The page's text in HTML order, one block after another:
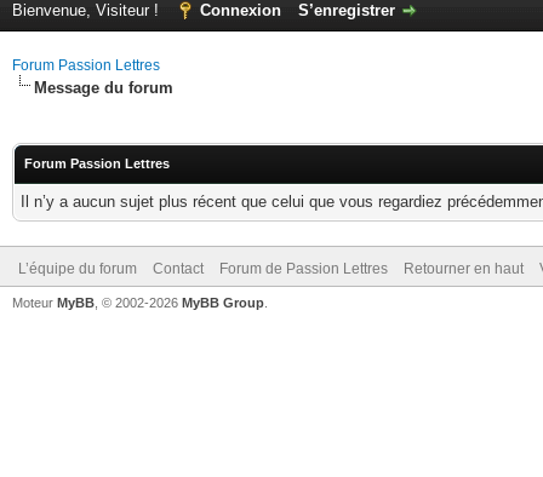
Bienvenue, Visiteur ! Connexion S’enregistrer
Forum Passion Lettres
Message du forum
Forum Passion Lettres
Il n’y a aucun sujet plus récent que celui que vous regardiez
L’équipe du forum Contact Forum de Passion Lettres Retourner en haut
Moteur MyBB , © 2002-2026 MyBB Group